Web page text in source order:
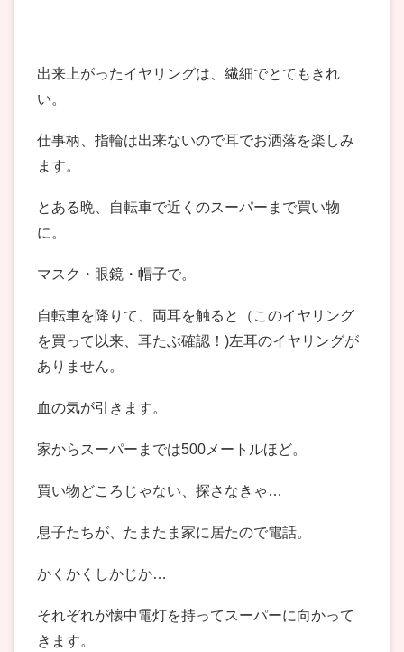
出来上がったイヤリングは、繊細でとてもきれ
い。
仕事柄、指輪は出来ないので耳でお洒落を楽しみ
ます。
とある晩、自転車で近くのスーパーまで買い物
に。
マスク・眼鏡・帽子で。
自転車を降りて、両耳を触ると（このイヤリング
を買って以来、耳たぶ確認！)左耳のイヤリングが
ありません。
血の気が引きます。
家からスーパーまでは500メートルほど。
買い物どころじゃない、探さなきゃ…
息子たちが、たまたま家に居たので電話。
かくかくしかじか…
それぞれが懐中電灯を持ってスーパーに向かって
きます。